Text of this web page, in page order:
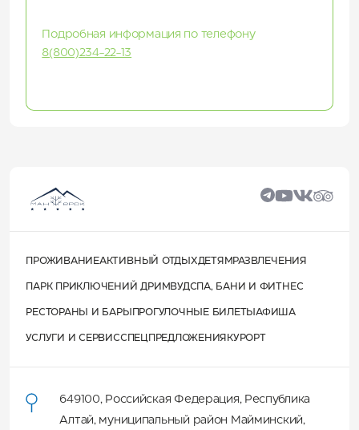
Подробная информация по телефону
8(800)234-22-13
ПРОЖИВАНИЕАКТИВНЫЙ ОТДЫХДЕТЯМ РАЗВЛЕЧЕНИЯ
ПАРК ПРИКЛЮЧЕНИЙ ДРИМВУД СПА, БАНИ И ФИТНЕС
РЕСТОРАНЫ И БАРЫ ПРОГУЛОЧНЫЕ БИЛЕТЫАФИША
УСЛУГИ И СЕРВИССПЕЦПРЕДЛОЖЕНИЯ КУРОРТ
649100, Российская Федерация, Республика
Алтай, муниципальный район Майминский,